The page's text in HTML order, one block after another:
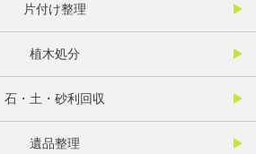
片付け整理
植木処分
石・土・砂利回収
遺品整理